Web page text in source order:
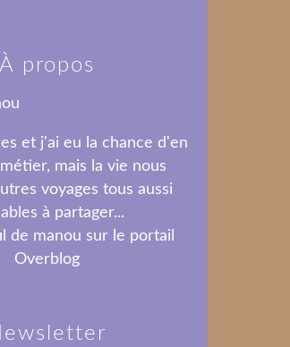
À propos
et j'ai eu la chance d'en
mais la vie nous
voyages tous aussi
à partager...
de manou sur le portail
Overblog